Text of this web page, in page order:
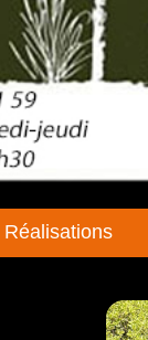
Réalisations